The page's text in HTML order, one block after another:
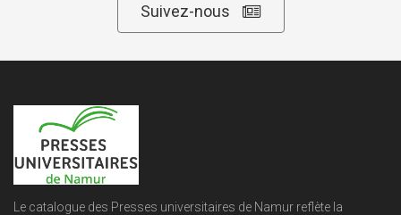
Suivez-nous
Le catalogue des Presses universitaires de Namur reflète la